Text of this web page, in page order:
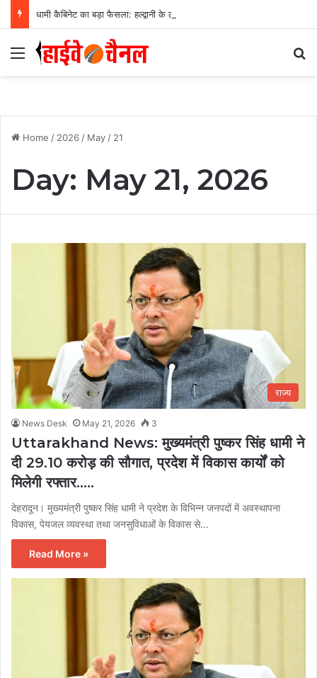
Menu
Home / 2026 / May / 21
Day: May 21, 2026
राज्य
News Desk May 21, 2026 3
Uttarakhand News: मुख्यमंत्री पुष्कर सिंह धामी ने
दी 29.10 करोड़ की सौगात, प्रदेश में विकास कार्यों को
मिलेगी रफ्तार…..
देहरादून। मुख्यमंत्री पुष्कर सिंह धामी ने प्रदेश के विभिन्न जनपदों में अवस्थापना
विकास, पेयजल व्यवस्था तथा जनसुविधाओं के विकास से…
Read More »